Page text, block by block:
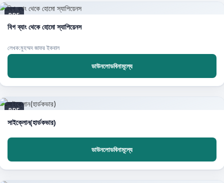
PDF
বিগ ব্যাং থেকে হোমো স্যাপিয়েনস
লেখক:মুহম্মদ জাফর ইকবাল
ডাউনলোডবিনামূল্যে
PDF
সাইক্লোন(হার্ডকভার)
ডাউনলোডবিনামূল্যে